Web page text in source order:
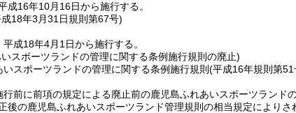
成16年10月16日から施行する。
18年3月31日規則第67号)
平成18年4月1日から施行する。
スポーツランドの管理に関する条例施行規則の廃止)
いスポーツランドの管理に関する条例施行規則 (平成16年規則第51
行前に前項の規定による廃止前の鹿児島ふれあいスポーツラン
後の鹿児島ふれあいスポーツランド管理規則の相当規定によりさ